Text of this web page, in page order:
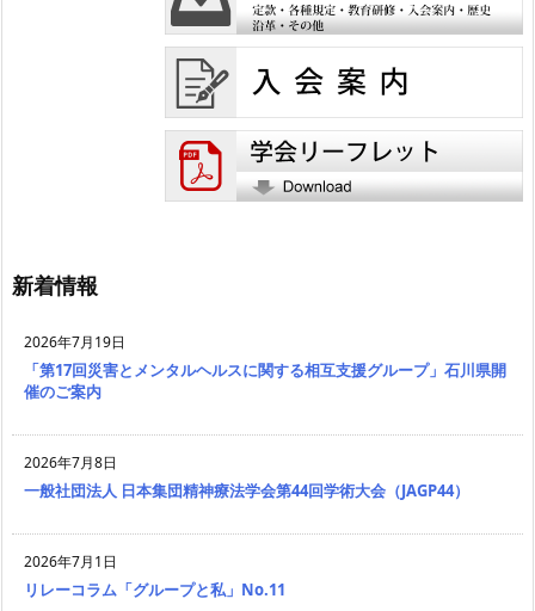
新着情報
2026年7月19日
「第17回災害とメンタルヘルスに関する相互支援グループ」石川県開
催のご案内
2026年7月8日
一般社団法人 日本集団精神療法学会第44回学術大会（JAGP44）
2026年7月1日
リレーコラム「グループと私」No.11